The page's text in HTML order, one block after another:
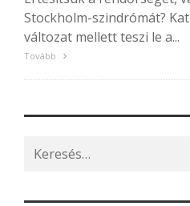
Stockholm-szindrómát?
változat mellett teszi le a...
Tovább
Search
for: